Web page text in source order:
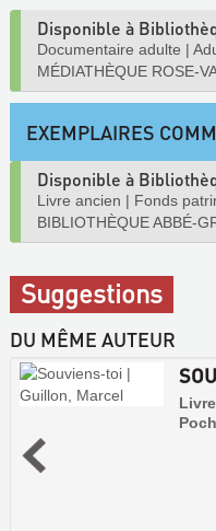
Disponible à
Documentaire adulte |
MÉDIATHÈQUE ROSE-
EXEMPLAIRES
Disponible à
Livre ancien | Fonds
BIBLIOTHÈQUE ABBÉ-
Suggestions
DU MÊME AUTEUR